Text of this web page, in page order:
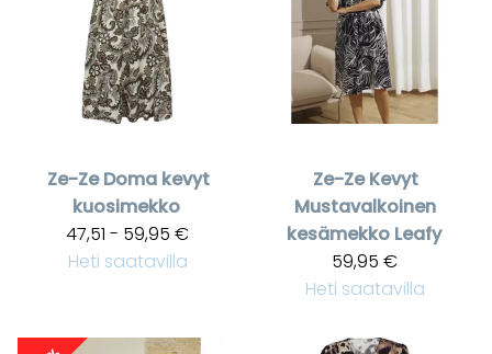
Ze-Ze Doma kevyt
kuosimekko
47,51 - 59,95 €
Heti saatavilla
Ze-Ze Kevyt
Mustavalkoinen
kesämekko Leafy
59,95 €
Heti saatavilla